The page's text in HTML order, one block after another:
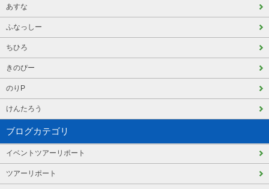
あすな
ふなっしー
ちひろ
きのぴー
のりP
けんたろう
ブログカテゴリ
イベントツアーリポート
ツアーリポート